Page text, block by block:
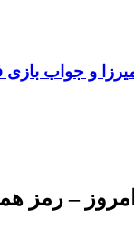
و جواب بازی